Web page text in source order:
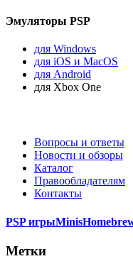
Эмуляторы PSP
для Windows
для iOS и MacOS
для Android
для Xbox One
Вопросы и ответы
Новости и обзоры
Каталог
Правообладателям
Контакты
PSP игрыMinis
Метки